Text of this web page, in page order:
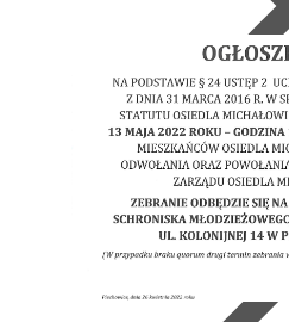
Aktualności
Dla Mieszkańca